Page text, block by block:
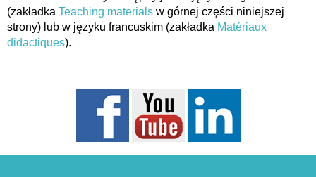
(zakładka Teaching materials w górnej części niniejszej
strony) lub w języku francuskim (zakładka Matériaux
didactiques).